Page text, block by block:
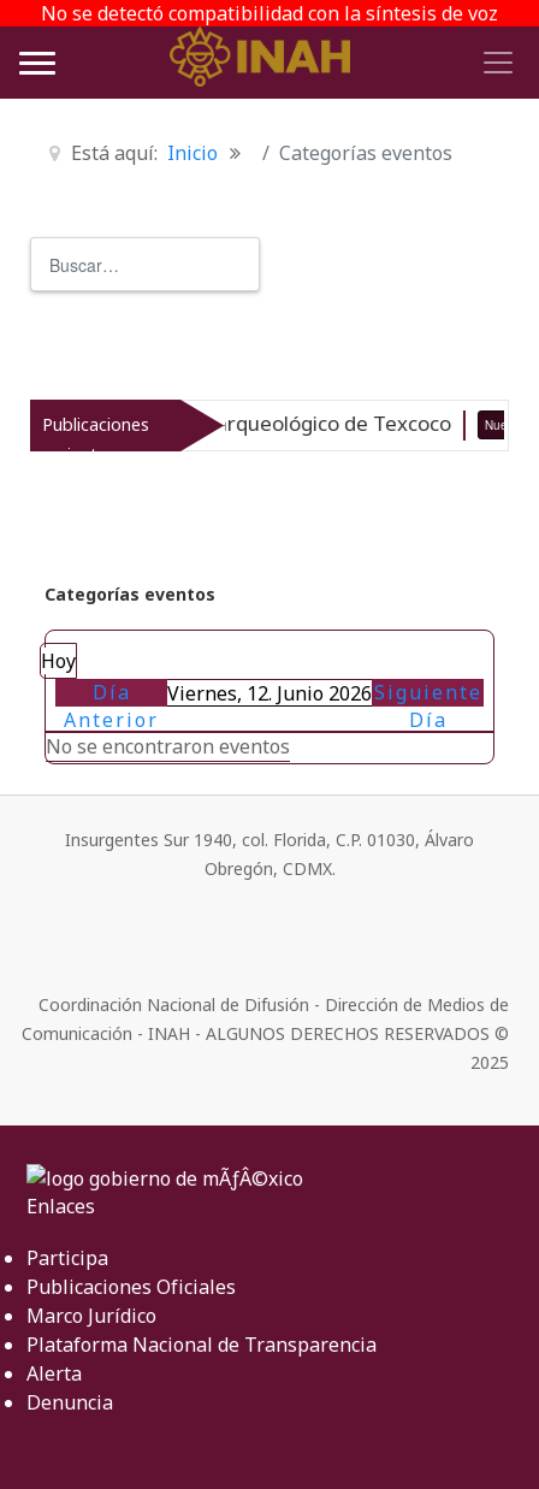
No se detectó compatibilidad con la síntesis de voz
Está aquí: Inicio Categorías eventos
Publicaciones
recientes
el patrimonio arqueológico de Texcoco Nuevo
Categorías eventos
Hoy
Día
Anterior
Viernes, 12. Junio 2026Siguiente
Día
No se encontraron eventos
Insurgentes Sur 1940, col. Florida, C.P. 01030, Álvaro
Obregón, CDMX.
Coordinación Nacional de Difusión - Dirección de Medios de
Comunicación - INAH - ALGUNOS DERECHOS RESERVADOS ©
2025
Enlaces
Participa
Publicaciones Oficiales
Marco Jurídico
Plataforma Nacional de Transparencia
Alerta
Denuncia